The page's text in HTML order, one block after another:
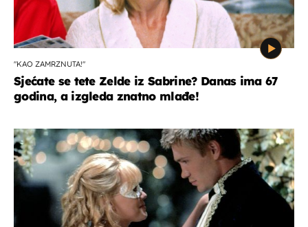
"KAO ZAMRZNUTA!"
Sjećate se tete Zelde iz Sabrine? Danas ima 67
godina, a izgleda znatno mlađe!